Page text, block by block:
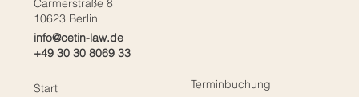
Carmerstraße 8
10623 Berlin
info@cetin-law.de
+49 30 30 8069 33
Start
Terminbuchung